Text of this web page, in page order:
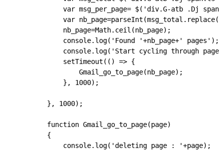
var msg_per_page= $('div.G-atb .Dj
var
    nb_page=Math.ceil(nb_page);
    console.log('Found '+nb_page+' pages');
console.log('Start cycling through
    setTimeout(() => {
        Gmail_go_to_page(nb_page);
    }, 1000);
}, 1000);
function Gmail_go_to_page(page)
{
    console.log('deleting page : '+page);